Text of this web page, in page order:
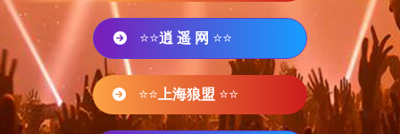
⭐⭐逍 遥 网 ⭐⭐
⭐⭐ 上海狼盟 ⭐⭐